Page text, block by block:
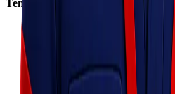
Tentang Kami